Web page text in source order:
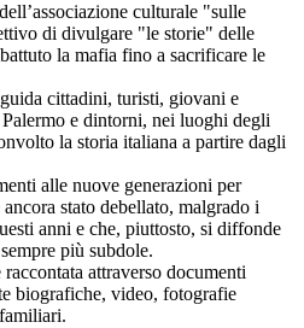
culturale "sulle
di divulgare "le storie" delle
la mafia fino a sacrificare le
cittadini, turisti, giovani e
e dintorni, nei luoghi degli
la storia italiana a partire dagli
alle nuove generazioni per
stato debellato, malgrado i
anni e che, piuttosto, si diffonde
più subdole.
attraverso documenti
biografiche, video, fotografie